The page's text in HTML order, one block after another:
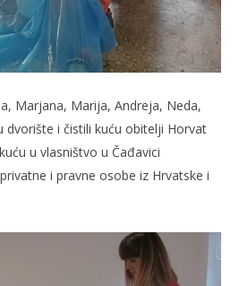
Marjana, Marija, Andreja, Neda,
dvorište i čistili kuću obitelji Horvat
u vlasništvo u Čađavici
i pravne osobe iz Hrvatske i